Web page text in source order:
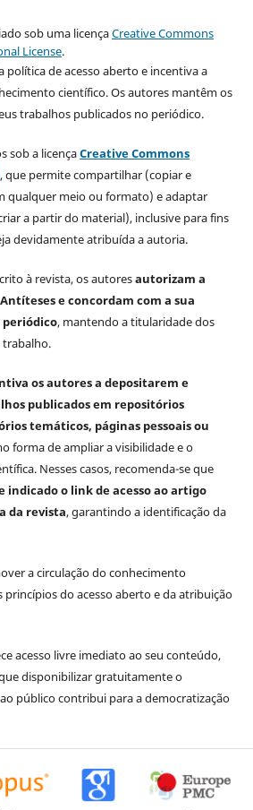
sob uma licençaCreative Commons
License.
política de acesso aberto e incentiva a
científico. Os autores mantêm os
trabalhos publicados no periódico.
sob a licençaCreative Commons
, que permite compartilhar (copiar e
qualquer meio ou formato) e adaptar
a partir do material), inclusive para fins
devidamente atribuída a autoria.
à revista, os autoresautorizam a
e concordam com a sua
periódico, mantendo a titularidade dos
trabalho.
os autores a depositarem e
publicados em repositórios
temáticos, páginas pessoais ou
forma de ampliar a visibilidade e o
Nesses casos, recomenda-se que
o link de acesso ao artigo
da revista, garantindo a identificação da
a circulação do conhecimento
do acesso aberto e da atribuição
acesso livre imediato ao seu conteúdo,
disponibilizar gratuitamente o
público contribui para a democratização